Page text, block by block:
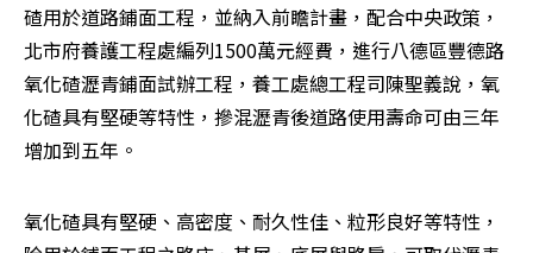
碴用於道路鋪面工程，並納入前瞻計畫，配合中央政策，
北市府養護工程處編列1500萬元經費，進行八德區豐德路
氧化碴瀝青鋪面試辦工程，養工處總工程司陳聖義說，氧
化碴具有堅硬等特性，摻混瀝青後道路使用壽命可由三年
增加到五年。
氧化碴具有堅硬、高密度、耐久性佳、粒形良好等特性，